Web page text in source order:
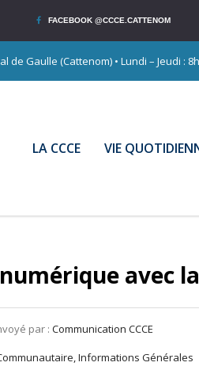
FACEBOOK @CCCE.CATTENOM
de Gaulle (Cattenom) • Lundi – Jeudi :
LA CCCE VIE
avec la
par : Communication CCCE
Informations Générales